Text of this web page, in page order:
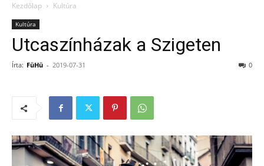
Kezdőlap Kultúra
Kultúra
Utcaszínházak a Szigeten
Írta: FüHü - 2019-07-31 0